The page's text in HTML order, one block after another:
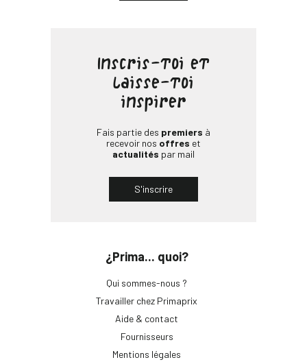
¿Prima... quoi?
Qui sommes-nous ?
Travailler chez Primaprix
Aide & contact
Fournisseurs
Mentions légales
Inscris-toi et
laisse-toi
inspirer
Fais partie des premiers à
recevoir nos offres et
actualités par mail
S'inscrire